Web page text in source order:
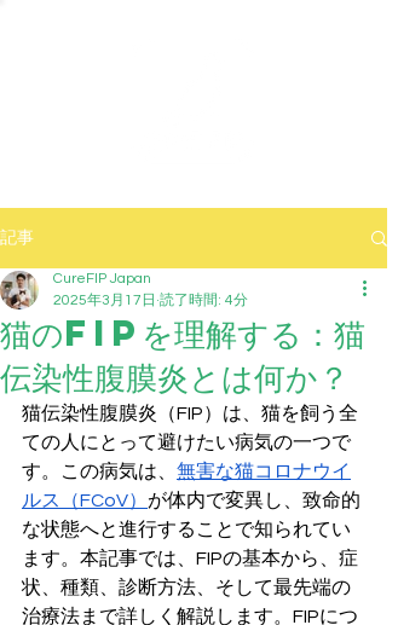
記事
猫のFIPを理解する：猫
伝染性腹膜炎とは何か？
CureFIP Japan
2025年3月17日 読了時間: 4分
猫伝染性腹膜炎（FIP）は、猫を飼う全
ての人にとって避けたい病気の一つで
す。この病気は、 無害な猫コロナウイ
ルス（FCoV） が体内で変異し、致命的
な状態へと進行することで知られてい
ます。本記事では、FIPの基本から、症
状、種類、診断方法、そして最先端の
治療法まで詳しく解説します。FIPにつ